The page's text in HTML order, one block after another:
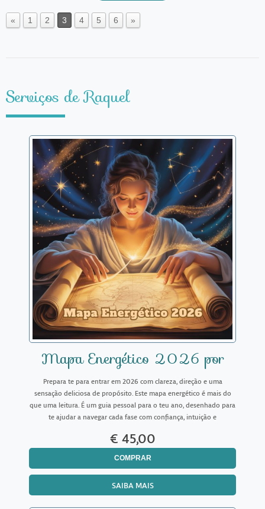
os nossos pensamentos vibram
numa outra frequência. Dessa forma,
os cristais também têm um
« 1 2 3 4 5 6 »
Serviços de Raquel
Mapa Energético 2026 por
Email
Prepara te para entrar em 2026 com clareza, direção e uma
sensação deliciosa de propósito. Este mapa energético é mais do
que uma leitura. É um guia pessoal para o teu ano, desenhado para
te ajudar a navegar cada fase com confiança, intuição e
€ 45,00
COMPRAR
SAIBA MAIS